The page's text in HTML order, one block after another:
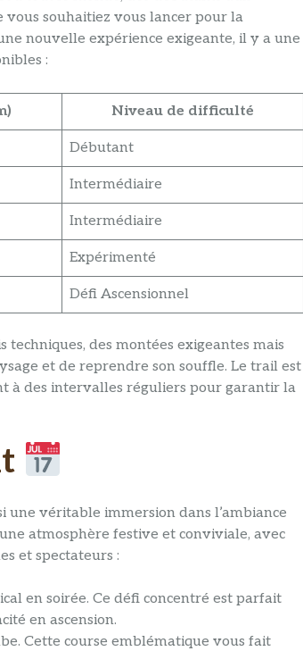
souhaitiez vous lancer pour la
nouvelle expérience exigeante, il y a une
:
Niveau de difficulté
Débutant
Intermédiaire
Intermédiaire
Expérimenté
Défi Ascensionnel
des montées exigeantes mais
et de reprendre son souffle. Le trail est
à des intervalles réguliers pour garantir la
véritable immersion dans l’ambiance
atmosphère festive et conviviale, avec
et spectateurs :
en soirée. Ce défi concentré est parfait
en ascension.
Cette course emblématique vous fait